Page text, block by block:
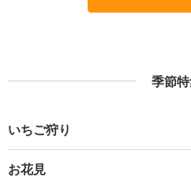
季節
いちご狩り
お花見